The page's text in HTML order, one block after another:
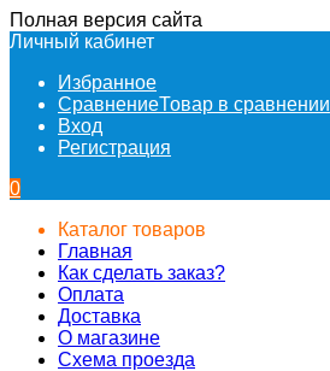
Полная версия сайта
Личный кабинет
Избранное
СравнениеТовар в сравнении
Вход
Регистрация
0
Каталог товаров
Главная
Как сделать заказ?
Оплата
Доставка
О магазине
Схема проезда